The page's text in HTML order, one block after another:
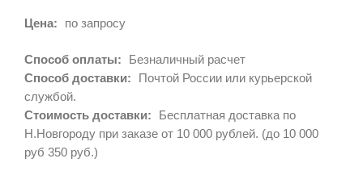
Цена: по запросу
Способ оплаты:
Безналичный расчет
Способ доставки:
Почтой России или курьерской
службой.
Стоимость доставки:
Бесплатная доставка по
Н.Новгороду при заказе от 10 000 рублей. (до 10 000
руб 350 руб.)